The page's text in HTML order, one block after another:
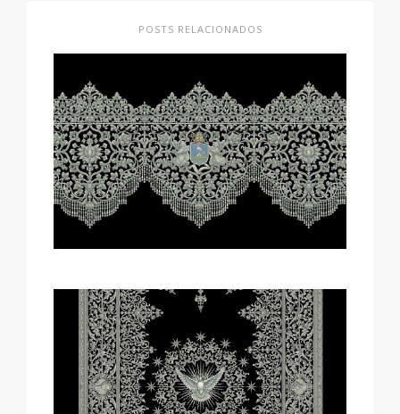
POSTS RELACIONADOS